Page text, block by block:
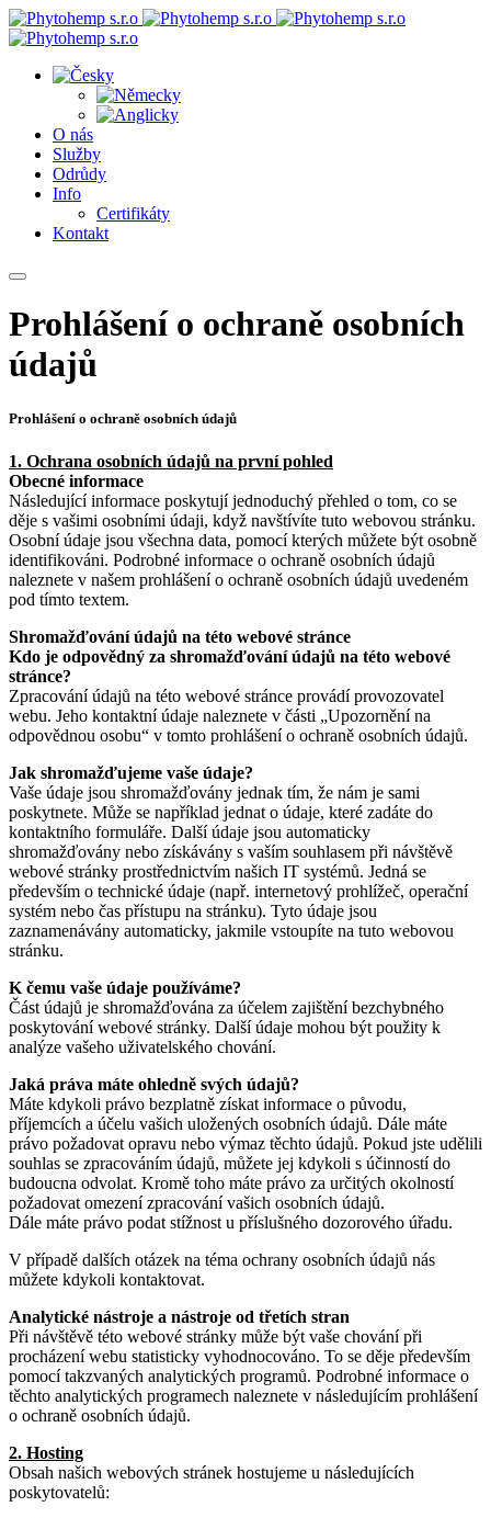
O nás
Služby
Odrůdy
Info
Certifikáty
Kontakt
Prohlášení o ochraně osobních
údajů
Prohlášení o ochraně osobních údajů
1. Ochrana osobních údajů na první pohled
Obecné informace
Následující informace poskytují jednoduchý přehled o tom, co se
děje s vašimi osobními údaji, když navštívíte tuto webovou stránku.
Osobní údaje jsou všechna data, pomocí kterých můžete být osobně
identifikováni. Podrobné informace o ochraně osobních údajů
naleznete v našem prohlášení o ochraně osobních údajů uvedeném
pod tímto textem.
Shromažďování údajů na této webové stránce
Kdo je odpovědný za shromažďování údajů na této webové
stránce?
Zpracování údajů na této webové stránce provádí provozovatel
webu. Jeho kontaktní údaje naleznete v části „Upozornění na
odpovědnou osobu“ v tomto prohlášení o ochraně osobních údajů.
Jak shromažďujeme vaše údaje?
Vaše údaje jsou shromažďovány jednak tím, že nám je sami
poskytnete. Může se například jednat o údaje, které zadáte do
kontaktního formuláře. Další údaje jsou automaticky
shromažďovány nebo získávány s vaším souhlasem při návštěvě
webové stránky prostřednictvím našich IT systémů. Jedná se
především o technické údaje (např. internetový prohlížeč, operační
systém nebo čas přístupu na stránku). Tyto údaje jsou
zaznamenávány automaticky, jakmile vstoupíte na tuto webovou
stránku.
K čemu vaše údaje používáme?
Část údajů je shromažďována za účelem zajištění bezchybného
poskytování webové stránky. Další údaje mohou být použity k
analýze vašeho uživatelského chování.
Jaká práva máte ohledně svých údajů?
Máte kdykoli právo bezplatně získat informace o původu,
příjemcích a účelu vašich uložených osobních údajů. Dále máte
právo požadovat opravu nebo výmaz těchto údajů. Pokud jste udělili
souhlas se zpracováním údajů, můžete jej kdykoli s účinností do
budoucna odvolat. Kromě toho máte právo za určitých okolností
požadovat omezení zpracování vašich osobních údajů.
Dále máte právo podat stížnost u příslušného dozorového úřadu.
V případě dalších otázek na téma ochrany osobních údajů nás
můžete kdykoli kontaktovat.
Analytické nástroje a nástroje od třetích stran
Při návštěvě této webové stránky může být vaše chování při
procházení webu statisticky vyhodnocováno. To se děje především
pomocí takzvaných analytických programů. Podrobné informace o
těchto analytických programech naleznete v následujícím prohlášení
o ochraně osobních údajů.
2. Hosting
Obsah našich webových stránek hostujeme u následujících
poskytovatelů: